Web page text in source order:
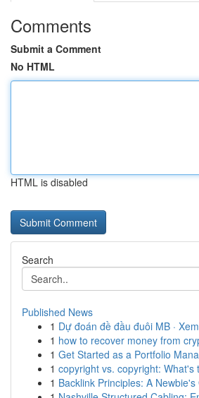
Comments
Submit a Comment
No HTML
HTML is disabled
Search
Published News
1 Dự đoán đề đầu đuôi MB ·
1 how to recover money from
1 Get Started as a Portfolio
1 copyright vs. copyright: What's
1 Backlink Principles: A Newbie's